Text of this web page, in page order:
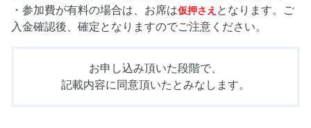
・参加費が有料の場合は、お席は仮押さえ となります。ご
入金確認後、確定となりますのでご注意ください。
お申し込み頂いた段階で、
記載内容に同意頂いたとみなします。